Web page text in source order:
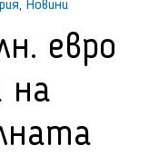
, Новини
евро
на